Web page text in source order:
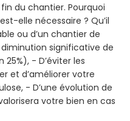
fin du chantier. Pourquoi
est-elle nécessaire ? Qu’il
ou d’un chantier de
significative de
- D’éviter les
et d’améliorer votre
- D’une évolution de
votre bien en cas